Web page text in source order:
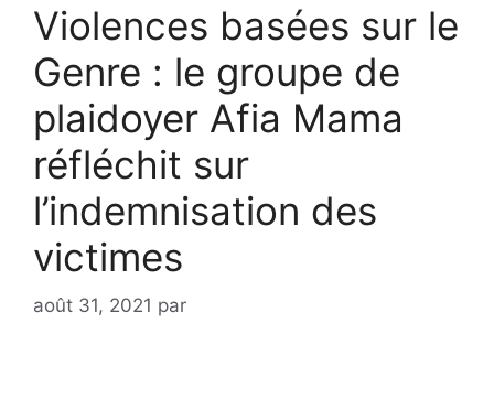
Violences basées sur le
Genre : le groupe de
plaidoyer Afia Mama
réfléchit sur
l’indemnisation des
victimes
août 31, 2021 par